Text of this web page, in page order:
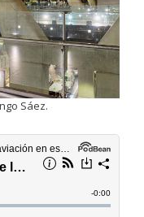
Sáez.